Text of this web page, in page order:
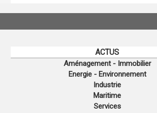
ACTUS
Aménagement - Immobilier
Energie - Environnement
Industrie
Maritime
Services